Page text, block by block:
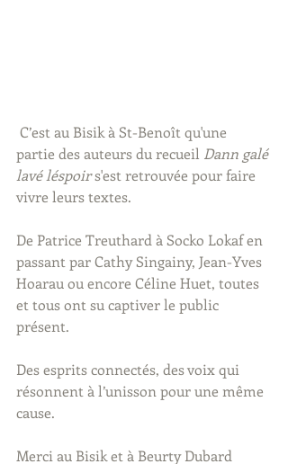
partie des auteurs du recueil Dann galé
lavé léspoir s'est retrouvée pour faire
vivre leurs textes.
De Patrice Treuthard à Socko Lokaf en
passant par Cathy Singainy, Jean-Yves
Hoarau ou encore Céline Huet, toutes
et tous ont su captiver le public
présent.
Des esprits connectés, des voix qui
résonnent à l’unisson pour une même
cause.
Merci au Bisik et à Beurty Dubard